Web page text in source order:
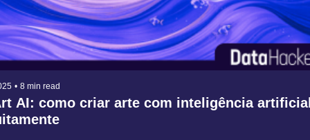
• 8 min read
AI: como criar arte com inteligência